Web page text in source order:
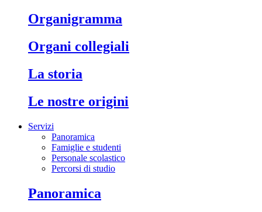
organigramma
organi collegiali
la storia
le nostre origini
Servizi
Panoramica
Famiglie e studenti
Personale scolastico
Percorsi di studio
panoramica